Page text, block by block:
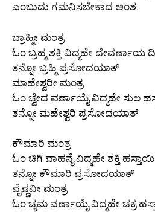
ಎಂಬುದು ಗಮನಿಸಬೇಕಾದ ಅಂಶ.
ಬ್ರಾಹ್ಮೀ ಮಂತ್ರ
ಓಂ ಬ್ರಹ್ಮ ಶಕ್ತಿ ವಿದ್ಮಹೇ ದೇವರ್ಣಾಯ
ತನ್ನೋ ಬ್ರಹ್ಮಿ ಪ್ರಸೋದಯಾತ್
ಮಾಹೇಶ್ವರೀ ಮಂತ್ರ
ಓಂ ಚ್ವೇದ ವರ್ಣಾಯೈ ವಿದ್ಮಹೇ ಸುಲ
ತನ್ನೋ ಮಹೇಶ್ವರಿ ಪ್ರಸೋದಯಾತ್
ಕೌಮಾರಿ ಮಂತ್ರ
ಓಂ ಚಿಗಿ ವಾಹನೈ ವಿದ್ಮಹೇ ಶಕ್ತಿ
ತನ್ನೋ ಕೌಮಾರಿ ಪ್ರಸೋದಯಾತ್
ವೈಷ್ಣವೀ ಮಂತ್ರ
ಓಂ ಚ್ಯಮ ವರ್ಣಾಯೈ ವಿದ್ಮಹೇ ಚಕ್ರ